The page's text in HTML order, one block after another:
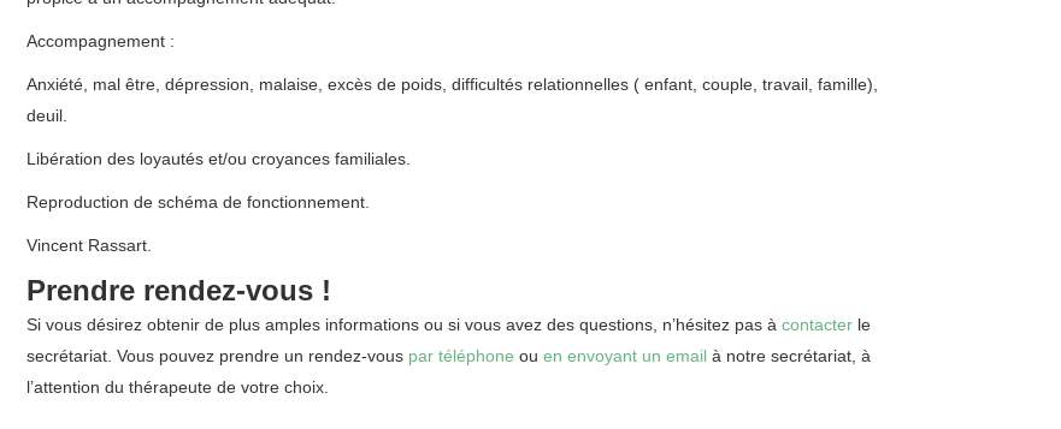
Accompagnement :
Anxiété, mal être, dépression, malaise, excès de poids, difficultés relationnelles ( enfant, couple, travail, famille),
deuil.
Libération des loyautés et/ou croyances familiales.
Reproduction de schéma de fonctionnement.
Vincent Rassart.
Prendre rendez-vous !
Si vous désirez obtenir de plus amples informations ou si vous avez des questions, n’hésitez pas à contacter le
secrétariat. Vous pouvez prendre un rendez-vous par téléphone ou en envoyant un email à notre secrétariat, à
l’attention du thérapeute de votre choix.